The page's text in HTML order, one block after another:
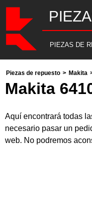
PIEZAS DE
Piezas de repuesto > Makita
Makita
Aquí encontrará todas
necesario pasar un
web. No podremos